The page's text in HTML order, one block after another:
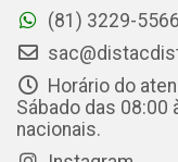
(81) 3229-
Horário do
Sábado das
nacionais.